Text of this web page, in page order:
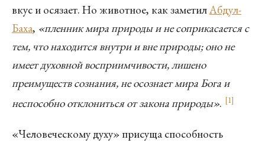
вкус и осязает. Но животное, как заметилАбдул-
Баха, «пленник мира природы и не соприкасается с
тем, что находится внутри и вне природы; оно не
имеет духовной восприимчивости, лишено
преимуществ сознания, не осознает мира Бога и
неспособно отклониться от закона природы». [1]
«Человеческому духу» присуща способность